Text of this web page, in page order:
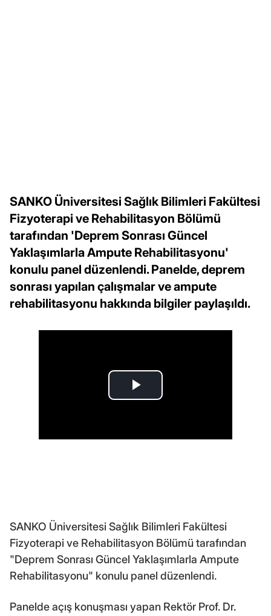
SANKO Üniversitesi Sağlık Bilimleri Fakültesi
Fizyoterapi ve Rehabilitasyon Bölümü
tarafından 'Deprem Sonrası Güncel
Yaklaşımlarla Ampute Rehabilitasyonu'
konulu panel düzenlendi. Panelde, deprem
sonrası yapılan çalışmalar ve ampute
rehabilitasyonu hakkında bilgiler paylaşıldı.
SANKO Üniversitesi Sağlık Bilimleri Fakültesi
Fizyoterapi ve Rehabilitasyon Bölümü tarafından
"Deprem Sonrası Güncel Yaklaşımlarla Ampute
Rehabilitasyonu" konulu panel düzenlendi.
Panelde açış konuşması yapan Rektör Prof. Dr.